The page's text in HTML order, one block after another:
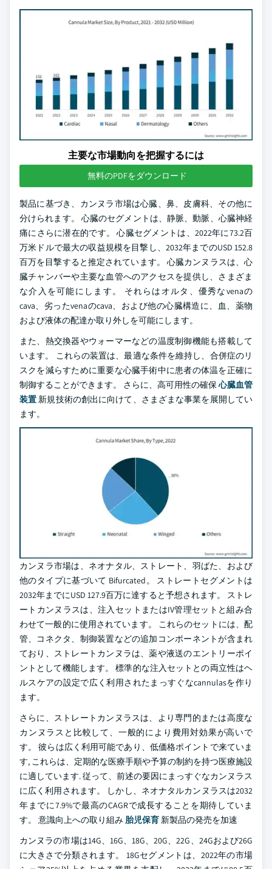
主要な市場動向を把握するには
無料のPDFをダウンロード
製品に基づき、カンヌラ市場は心臓、鼻、皮膚科、その他に
分けられます。 心臓のセグメントは、静脈、動脈、心臓神経
痛にさらに潜在的です。 心臓セグメントは、2022年に73.2百
万米ドルで最大の収益規模を目撃し、2032年までのUSD 152.8
百万を目撃すると推定されています。 心臓カンヌラスは、心
臓チャンバーや主要な血管へのアクセスを提供し、さまざま
な介入を可能にします。 それらはオルタ、優秀なvenaの
cava、劣ったvenaのcava、および他の心臓構造に、血、薬物
および液体の配達か取り外しを可能にします。
また、熱交換器やウォーマーなどの温度制御機能も搭載して
います。 これらの装置は、最適な条件を維持し、合併症のリ
スクを減らすために重要な心臓手術中に患者の体温を正確に
制御することができます。 さらに、高可用性の確保心臓血管
装置 新規技術の創出に向けて、さまざまな事業を展開してい
ます。
カンヌラ市場は、ネオナタル、ストレート、羽ばた、および
他のタイプに基づいて Bifurcated。 ストレートセグメントは
2032年までにUSD 127.9百万に達すると予想されます。 ストレ
ートカンヌラスは、注入セットまたはIV管理セットと組み合
わせて一般的に使用されています。 これらのセットには、配
管、コネクタ、制御装置などの追加コンポーネントが含まれ
ており、ストレートカンヌラは、薬や液送のエントリーポイ
ントとして機能します。 標準的な注入セットとの両立性はヘ
ルスケアの設定で広く利用されたまっすぐなcannulasを作り
ます。
さらに、ストレートカンヌラスは、より専門的または高度な
カンヌラスと比較して、一般的により費用対効果が高いで
す。 彼らは広く利用可能であり、低価格ポイントで来ていま
す, これらは、定期的な医療手順や予算の制約を持つ医療施設
に適しています. 従って、前述の要因にまっすぐなカンヌラス
に広く利用されます。 しかし、ネオナタルカンヌラスは2032
年までに7.9%で最高のCAGRで成長することを期待していま
す。 意識向上への取り組み 胎児保育 新製品の発売を加速
カンヌラの市場は14G、16G、18G、20G、22G、24Gおよび26G
に大きさで分類されます。 18Gセグメントは、2022年の市場